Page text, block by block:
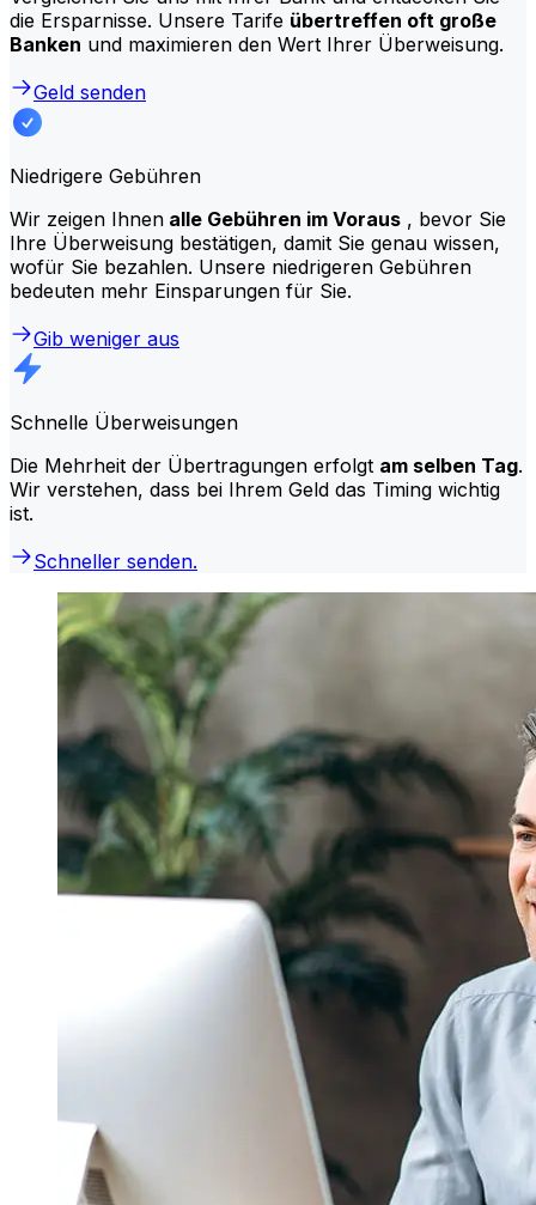
die Ersparnisse. Unsere Tarife übertreffen oft große
Banken und maximieren den Wert Ihrer Überweisung.
Geld senden
Niedrigere Gebühren
Wir zeigen Ihnen alle Gebühren im Voraus , bevor Sie
Ihre Überweisung bestätigen, damit Sie genau wissen,
wofür Sie bezahlen. Unsere niedrigeren Gebühren
bedeuten mehr Einsparungen für Sie.
Gib weniger aus
Schnelle Überweisungen
Die Mehrheit der Übertragungen erfolgt am selben Tag.
Wir verstehen, dass bei Ihrem Geld das Timing wichtig
ist.
Schneller senden.